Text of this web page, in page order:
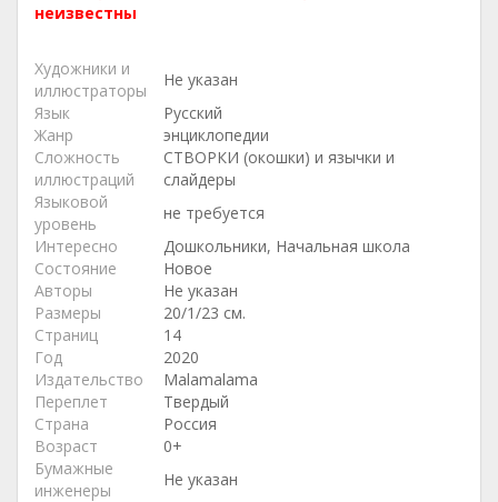
неизвестны
Художники и
иллюстраторы
Не указан
Язык
Русский
Жанр
энциклопедии
Сложность
иллюстраций
СТВОРКИ (окошки) и язычки и
слайдеры
Языковой
уровень
не требуется
Интересно
Дошкольники, Начальная школа
Состояние
Новое
Авторы
Не указан
Размеры
20/1/23 см.
Страниц
14
Год
2020
Издательство
Malamalama
Переплет
Твердый
Страна
Россия
Возраст
0+
Бумажные
инженеры
Не указан